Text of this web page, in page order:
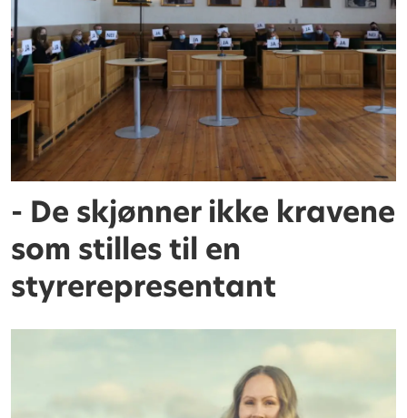
- De skjønner ikke kravene
som stilles til en
styrerepresentant